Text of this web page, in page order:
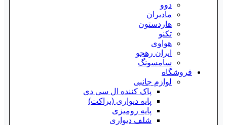
دوو
مادیران
هاردستون
تکنو
هواوی
ایران رهجو
سامسونگ
فروشگاه
لوازم جانبی
پاک کننده ال سی دی
پایه دیواری (براکت)
پایه رومیزی
شلف دیواری